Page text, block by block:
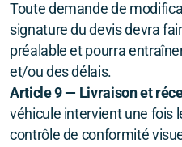
Toute demande de
signature du devis devra
préalable et pourra
et/ou des délais.
Article 9 — Livraison et
véhicule intervient une fois
contrôle de conformité